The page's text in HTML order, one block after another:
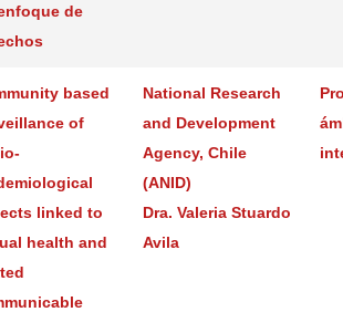
de
based
of
linked to
health and
National Research
and Development
Agency, Chile
(ANID)
Dra. Valeria Stuardo
Avila